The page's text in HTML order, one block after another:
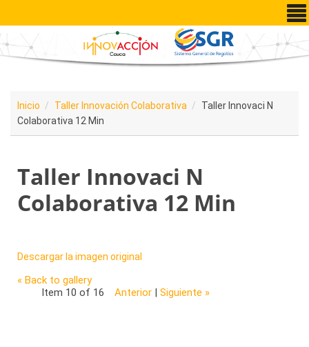
Pasar al contenido principal
Inicio Taller Innovación Colaborativa
Taller Innovaci N
Colaborativa 12 Min
Taller Innovaci N
Colaborativa 12 Min
Descargar la imagen original
« Back to gallery
Item 10 of 16
Anterior| Siguiente »